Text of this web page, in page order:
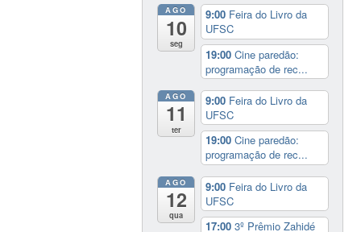
AGO
10
seg
9:00 Feira do Livro da
UFSC
19:00Cine paredão:
programação de rec...
AGO
11
ter
9:00 Feira do Livro da
UFSC
19:00Cine paredão:
programação de rec...
AGO
12
qua
9:00 Feira do Livro da
UFSC
17:003º Prêmio Zahidé